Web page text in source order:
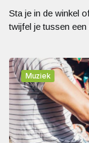
Sta je in de winkel
twijfel je tussen
Muziek